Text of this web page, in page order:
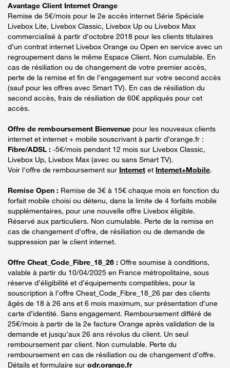
Avantage Client Internet Orange
Remise de 5€/mois pour le 2e accès internet Série Spéciale
Livebox Lite, Livebox Classic, Livebox Up ou Livebox Max
commercialisé à partir d’octobre 2018 pour les clients titulaires
d’un contrat internet Livebox Orange ou Open en service avec un
regroupement dans le même Espace Client. Non cumulable. En
cas de résiliation ou de changement de votre premier accès,
perte de la remise et fin de l’engagement sur votre second accès
(sauf pour les offres avec Smart TV). En cas de résiliation du
second accès, frais de résiliation de 60€ appliqués pour cet
accès.
Offre de remboursement Bienvenue pour les nouveaux clients
internet et internet + mobile souscrivant à partir d’orange.fr :
Fibre/ADSL : -5€/mois pendant 12 mois sur Livebox Classic,
Livebox Up, Livebox Max (avec ou sans Smart TV).
Voir l'offre de remboursement sur Internet et Internet+Mobile.
Remise Open : Remise de 3€ à 15€ chaque mois en fonction du
forfait mobile choisi ou détenu, dans la limite de 4 forfaits mobile
supplémentaires, pour une nouvelle offre Livebox éligible.
Réservé aux particuliers. Non cumulable. Perte de la remise en
cas de changement d'offre, de résiliation ou de demande de
suppression par le client internet.
Offre Cheat_Code_Fibre_18_26 : Offre soumise à conditions,
valable à partir du 10/04/2025 en France métropolitaine, sous
réserve d’éligibilité et d’équipements compatibles, pour la
souscription à l’offre Cheat_Code_Fibre_18_26 par des clients
âgés de 18 à 26 ans et 6 mois maximum, sur présentation d’une
carte d’identité. Sans engagement. Remboursement différé de
25€/mois à partir de la 2e facture Orange après validation de la
demande et jusqu’aux 26 ans révolus du client. Un seul
remboursement par client. Non cumulable. Perte du
remboursement en cas de résiliation ou de changement d’offre.
Détails et formulaire sur odr.orange.fr